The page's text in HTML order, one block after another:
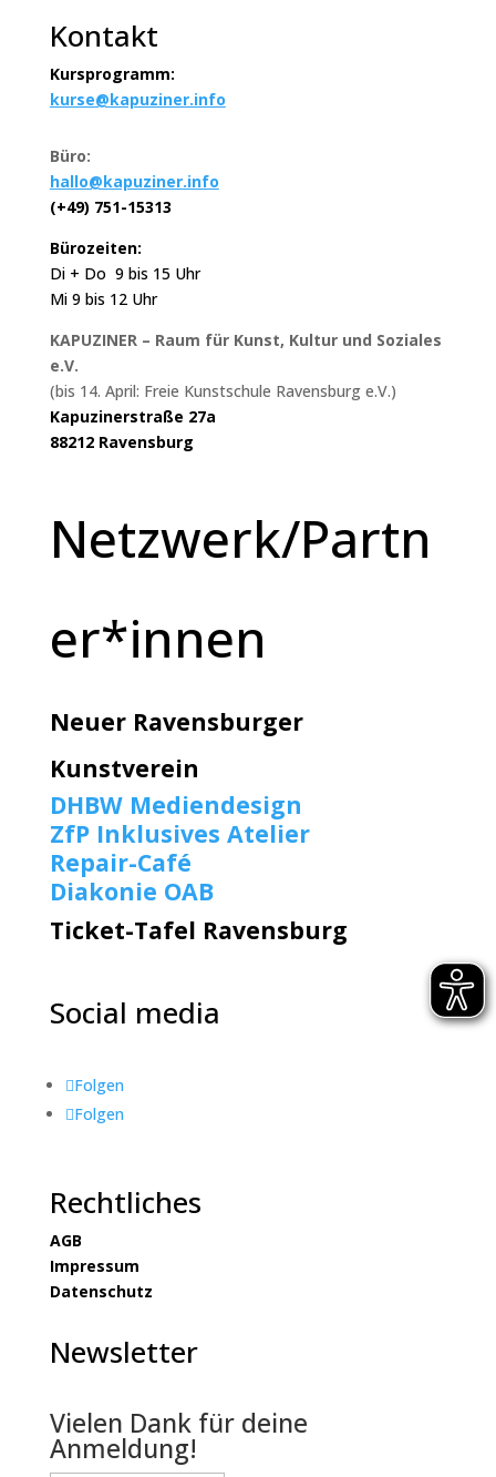
Kontakt
Kursprogramm:
kurse@kapuziner.info
Büro:
hallo@kapuziner.info
(+49) 751-15313
Bürozeiten:
Di + Do 9 bis 15 Uhr
Mi 9 bis 12 Uhr
KAPUZINER – Raum für Kunst, Kultur und Soziales
e.V.
(bis 14. April: Freie Kunstschule Ravensburg e.V.)
Kapuzinerstraße 27a
88212 Ravensburg
Netzwerk/Partn
er*innen
Neuer Ravensburger
Kunstverein
DHBW Mediendesign
ZfP Inklusives Atelier
Repair-Café
Diakonie OAB
Ticket-Tafel Ravensburg
Social media
Folgen
Folgen
Rechtliches
AGB
Impressum
Datenschutz
Newsletter
Vielen Dank für deine
Anmeldung!